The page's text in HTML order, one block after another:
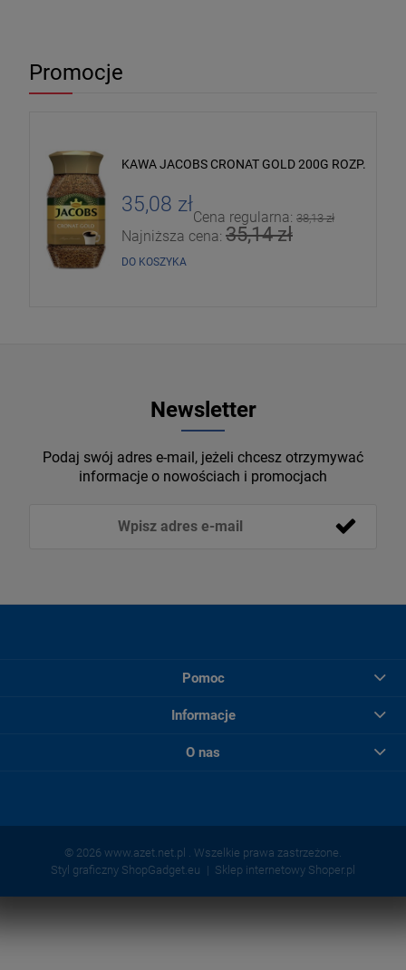
Promocje
KAWA JACOBS CRONAT GOLD 200G ROZP.
35,08 zł
Cena regularna: 38,13 zł
Najniższa cena: 35,14 zł
DO KOSZYKA
Newsletter
Podaj swój adres e-mail, jeżeli chcesz otrzymywać
informacje o nowościach i promocjach
Pomoc
Informacje
O nas
© 2026 www.azet.net.pl . Wszelkie prawa zastrzeżone.
Styl graficzny ShopGadget.eu
Sklep internetowy Shoper.pl